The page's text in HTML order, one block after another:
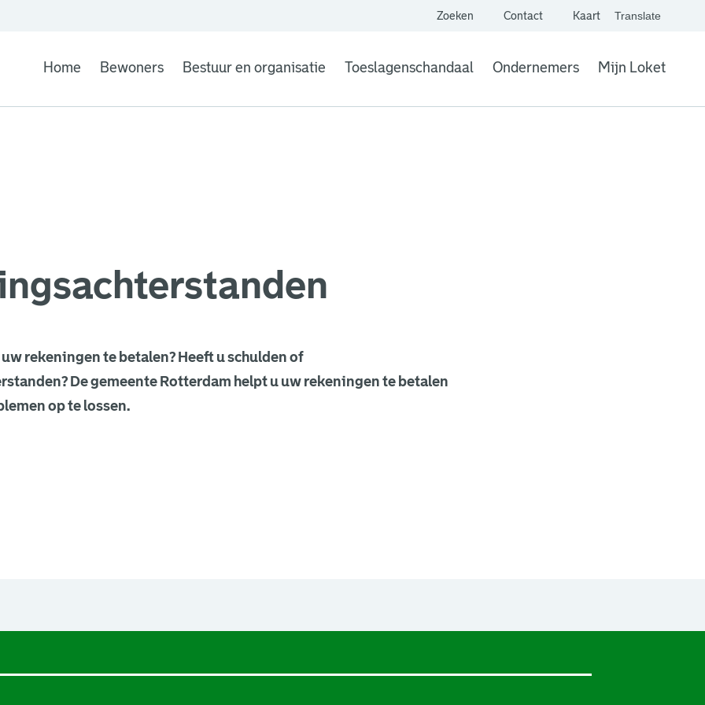
Zoeken Contact Kaart
. Link opent een
Translate
website,
Vertaal
Home Bewoners Bestuur en organisatie Toeslagenschandaal Ondernemers Mijn Loket
. Link opent een
rekeningen te betalen? Heeft u schulden of
De gemeente Rotterdam helpt u uw rekeningen te betalen
op te lossen.